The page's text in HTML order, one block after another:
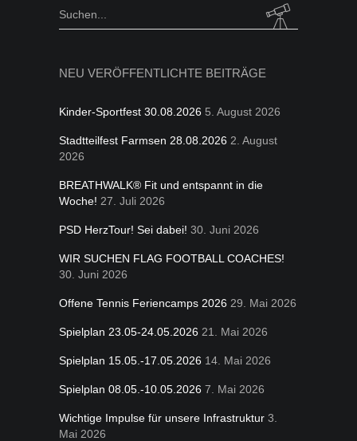
Kategorien
Search
NEU VERÖFFENTLICHTE BEITRÄGE
Kinder-Sportfest 30.08.2026 5. August 2026
Stadtteilfest Farmsen 28.08.2026 2. August
2026
BREATHWALK® Fit und entspannt in die
Woche! 27. Juli 2026
PSD HerzTour! Sei dabei! 30. Juni 2026
WIR SUCHEN FLAG FOOTBALL COACHES!
30. Juni 2026
Offene Tennis Feriencamps 2026 29. Mai 2026
Spielplan 23.05-24.05.2026 21. Mai 2026
Spielplan 15.05.-17.05.2026 14. Mai 2026
Spielplan 08.05.-10.05.2026 7. Mai 2026
Wichtige Impulse für unsere Infrastruktur 3.
Mai 2026